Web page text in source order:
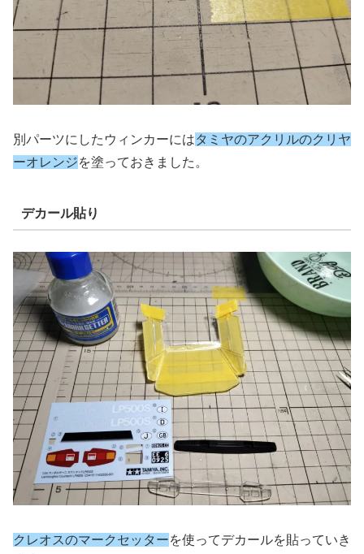
別パーツにしたウィンカーにはタミヤのアクリルのクリヤ
ーオレンジを塗っておきました。
デカール貼り
クレオスのマークセッターを使ってデカールを貼っていき